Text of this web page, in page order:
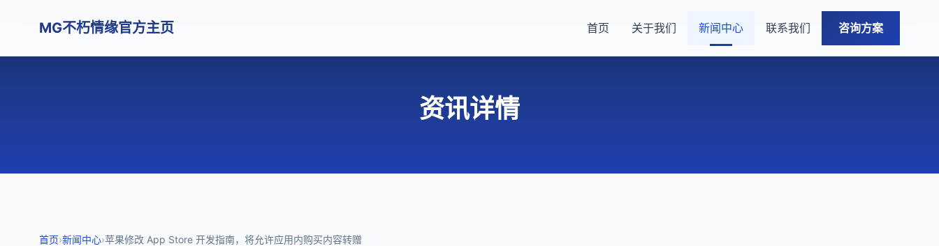
MG不朽情缘官方主页 首页 关于我们 新闻中心 联系我们 咨询方案
资讯详情
首页›新闻中心›苹果修改 App Store 开发指南，将允许应用内购买内容转赠